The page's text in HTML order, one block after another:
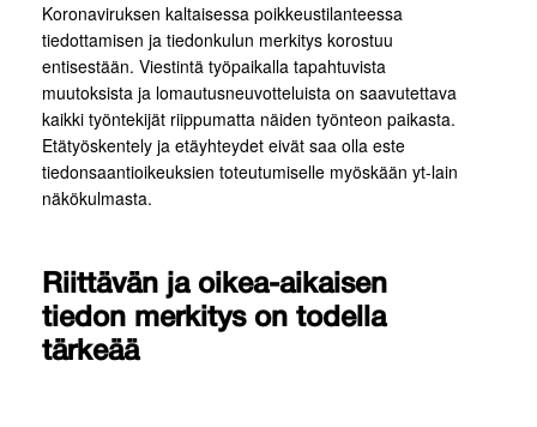
Koronaviruksen kaltaisessa poikkeustilanteessa
tiedottamisen ja tiedonkulun merkitys korostuu
entisestään. Viestintä työpaikalla tapahtuvista
muutoksista ja lomautusneuvotteluista on saavutettava
kaikki työntekijät riippumatta näiden työnteon paikasta.
Etätyöskentely ja etäyhteydet eivät saa olla este
tiedonsaantioikeuksien toteutumiselle myöskään yt-lain
näkökulmasta.
Riittävän ja oikea-aikaisen
tiedon merkitys on todella
tärkeää